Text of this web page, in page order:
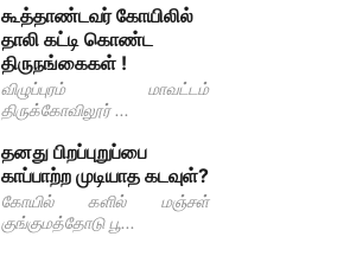
கூத்தாண்டவர் கோயிலில்
தாலி கட்டி கொண்ட
திருநங்கைகள் !
விழுப்புரம் மாவட்டம்
திருக்கோவிலூர் ...
தனது பிறப்புறுப்பை
காப்பாற்ற முடியாத கடவுள்?
கோயில் களில் மஞ்சள்
குங்குமத்தோடு பூ...